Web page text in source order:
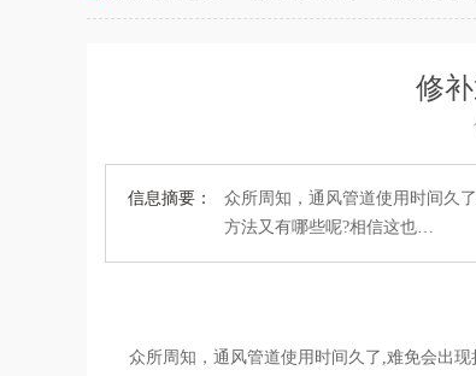
修
信息摘要：
众所周知，通风管道使用时间久
方法又有哪些呢?相信这也…
众所周知，通风管道使用时间久了,难免会出现